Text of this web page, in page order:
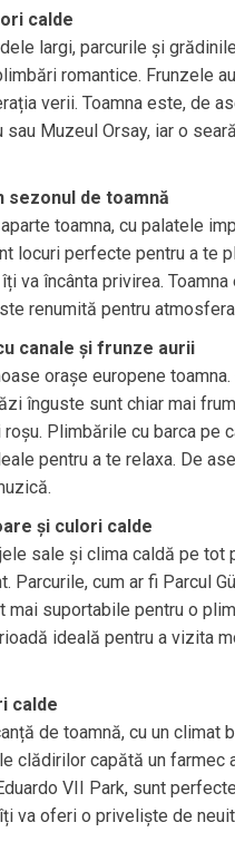
calde
largi, parcurile și
romantice. Frunzele
verii. Toamna este, de
Muzeul Orsay, iar o
sezonul de toamnă
toamna, cu palatele
locuri perfecte pentru a te
va încânta privirea.
renumită pentru
canale și frunze aurii
orașe europene
înguste sunt chiar mai
Plimbările cu barca pe
pentru a te relaxa. De
și culori calde
sale și clima caldă pe tot
Parcurile, cum ar fi Parcul
mai suportabile pentru o
ideală pentru a vizita
calde
de toamnă, cu un climat
clădirilor capătă un farmec
VII Park, sunt
va oferi o priveliște de